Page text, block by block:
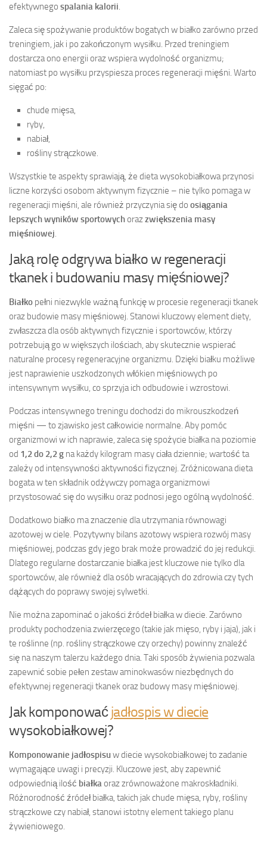
efektywnego spalania kalorii.
Zaleca się spożywanie produktów bogatych w białko zarówno przed
treningiem, jak i po zakończonym wysiłku. Przed treningiem
dostarcza ono energii oraz wspiera wydolność organizmu;
natomiast po wysiłku przyspiesza proces regeneracji mięśni. Warto
sięgać po:
chude mięsa,
ryby,
nabiał,
rośliny strączkowe.
Wszystkie te aspekty sprawiają, że dieta wysokobiałkowa przynosi
liczne korzyści osobom aktywnym fizycznie – nie tylko pomaga w
regeneracji mięśni, ale również przyczynia się do osiągania
lepszych wyników sportowychorazzwiększenia masy
mięśniowej.
Jaką rolę odgrywa białko w regeneracji
tkanek i budowaniu masy mięśniowej?
Białko pełni niezwykle ważną funkcję w procesie regeneracji tkanek
oraz budowie masy mięśniowej. Stanowi kluczowy element diety,
zwłaszcza dla osób aktywnych fizycznie i sportowców, którzy
potrzebują go w większych ilościach, aby skutecznie wspierać
naturalne procesy regeneracyjne organizmu. Dzięki białku możliwe
jest naprawienie uszkodzonych włókien mięśniowych po
intensywnym wysiłku, co sprzyja ich odbudowie i wzrostowi.
Podczas intensywnego treningu dochodzi do mikrouszkodzeń
mięśni — to zjawisko jest całkowicie normalne. Aby pomóc
organizmowi w ich naprawie, zaleca się spożycie białka na poziomie
od 1,2 do 2,2 g na każdy kilogram masy ciała dziennie; wartość ta
zależy od intensywności aktywności fizycznej. Zróżnicowana dieta
bogata w ten składnik odżywczy pomaga organizmowi
przystosować się do wysiłku oraz podnosi jego ogólną wydolność.
Dodatkowo białko ma znaczenie dla utrzymania równowagi
azotowej w ciele. Pozytywny bilans azotowy wspiera rozwój masy
mięśniowej, podczas gdy jego brak może prowadzić do jej redukcji.
Dlatego regularne dostarczanie białka jest kluczowe nie tylko dla
sportowców, ale również dla osób wracających do zdrowia czy tych
dążących do poprawy swojej sylwetki.
Nie można zapominać o jakości źródeł białka w diecie. Zarówno
produkty pochodzenia zwierzęcego (takie jak mięso, ryby i jaja), jak i
te roślinne (np. rośliny strączkowe czy orzechy) powinny znaleźć
się na naszym talerzu każdego dnia. Taki sposób żywienia pozwala
zapewnić sobie pełen zestaw aminokwasów niezbędnych do
efektywnej regeneracji tkanek oraz budowy masy mięśniowej.
Jak komponowaćjadłospis w diecie
wysokobiałkowej?
Komponowanie jadłospisuw diecie wysokobiałkowej to zadanie
wymagające uwagi i precyzji. Kluczowe jest, aby zapewnić
odpowiednią ilość białkaoraz zrównoważone makroskładniki.
Różnorodność źródeł białka, takich jak chude mięsa, ryby, rośliny
strączkowe czy nabiał, stanowi istotny element takiego planu
żywieniowego.